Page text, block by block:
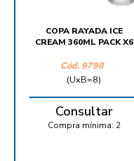
COPA RAYADA ICE
CREAM 360ML PACK X6
Cód. 9798
(UxB=8)
Consultar
Compra mínima: 2